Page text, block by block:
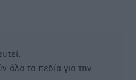
όλα τα πεδία για την